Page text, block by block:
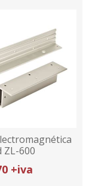
ZL-600
+iva